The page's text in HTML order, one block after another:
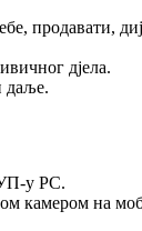
продавати,
дјела.
даље.
у РС.
камером на